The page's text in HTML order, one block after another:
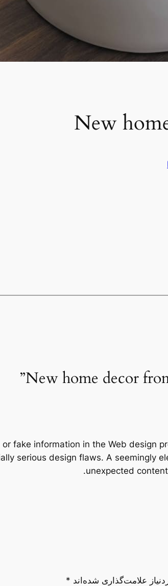
New
fake information in the Web design
serious design flaws. A seemingly
unexpected
علامت‌گذاری شده‌اند *